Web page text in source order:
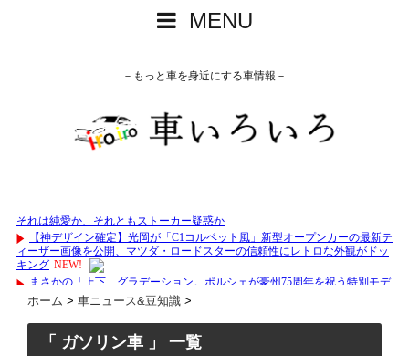
MENU
－もっと車を身近にする車情報－
ホーム > 車ニュース&豆知識 >
「 ガソリン車 」 一覧